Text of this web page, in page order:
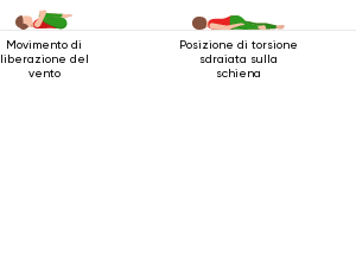
Movimento di
liberazione del
vento
Posizione di torsione
sdraiata sulla
schiena